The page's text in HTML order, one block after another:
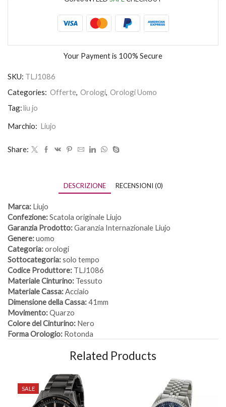
Your Payment is 100% Secure
SKU: TLJ1086
Categories: Offerte, Orologi, Orologi Uomo
Tag:liu jo
Marchio: Liujo
Share:
DESCRIZIONE RECENSIONI (0)
Marca: Liujo
Confezione:Scatola originale Liujo
Garanzia Prodotto:Garanzia Internazionale Liujo
Genere:uomo
Categoria:orologi
Sottocategoria:solo tempo
Codice Produttore: TLJ1086
Materiale Cinturino: Tessuto
Materiale Cassa:Acciaio
Dimensione della Cassa:41mm
Movimento:Quarzo
Colore del Cinturino: Nero
Forma Orologio: Rotonda
Related Products
SALE